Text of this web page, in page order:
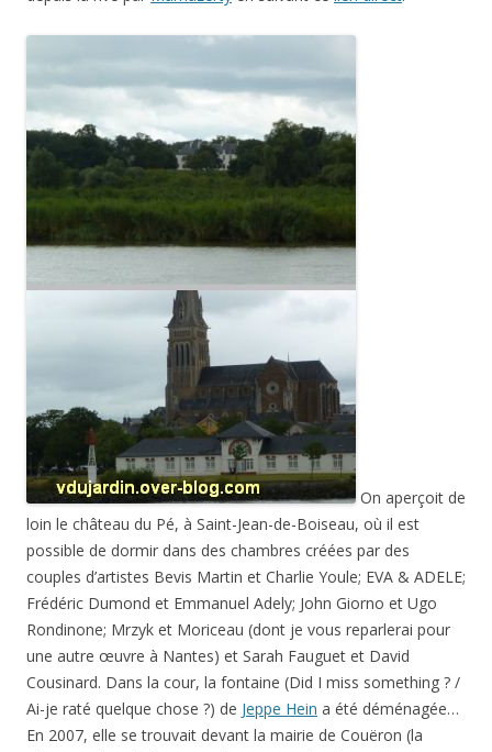
On aperçoit de
loin le château du Pé, à Saint-Jean-de-Boiseau, où il est
possible de dormir dans des chambres créées par des
couples d’artistes Bevis Martin et Charlie Youle; EVA & ADELE;
Frédéric Dumond et Emmanuel Adely; John Giorno et Ugo
Rondinone; Mrzyk et Moriceau (dont je vous reparlerai pour
une autre œuvre à Nantes) et Sarah Fauguet et David
Cousinard. Dans la cour, la fontaine (Did I miss something ? /
Ai-je raté quelque chose ?) de Jeppe Hein a été déménagée…
En 2007, elle se trouvait devant la mairie de Couëron (la